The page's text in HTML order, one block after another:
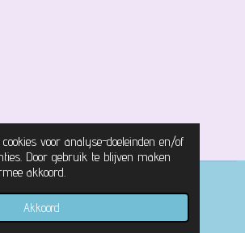
voor analyse-doeleinden en/of
Door gebruik te blijven maken
akkoord.
Akkoord